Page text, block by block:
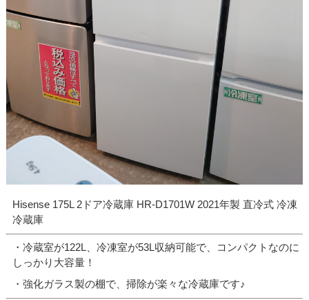
Hisense 175L 2ドア冷蔵庫 HR-D1701W 2021年製 直冷式 冷凍
冷蔵庫
・冷蔵室が122L、冷凍室が53L収納可能で、コンパクトなのに
しっかり大容量！
・強化ガラス製の棚で、掃除が楽々な冷蔵庫です♪